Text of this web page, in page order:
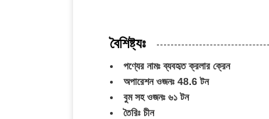
বৈশিষ্ট্যঃ
পণ্যের নামঃ ব্যবহৃত ক্রলার ক্রেন
অপারেশন ওজনঃ 48.6 টন
বুম সহ ওজনঃ ৬১ টন
তৈরিঃ চীন